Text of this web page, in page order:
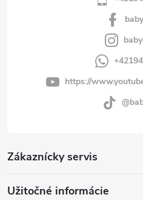
Zákaznícky servis
Užitočné informácie
https://